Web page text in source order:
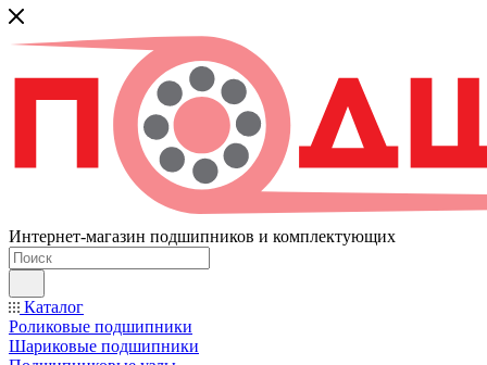
Интернет-магазин подшипников и комплектующих
Каталог
Роликовые подшипники
Шариковые подшипники